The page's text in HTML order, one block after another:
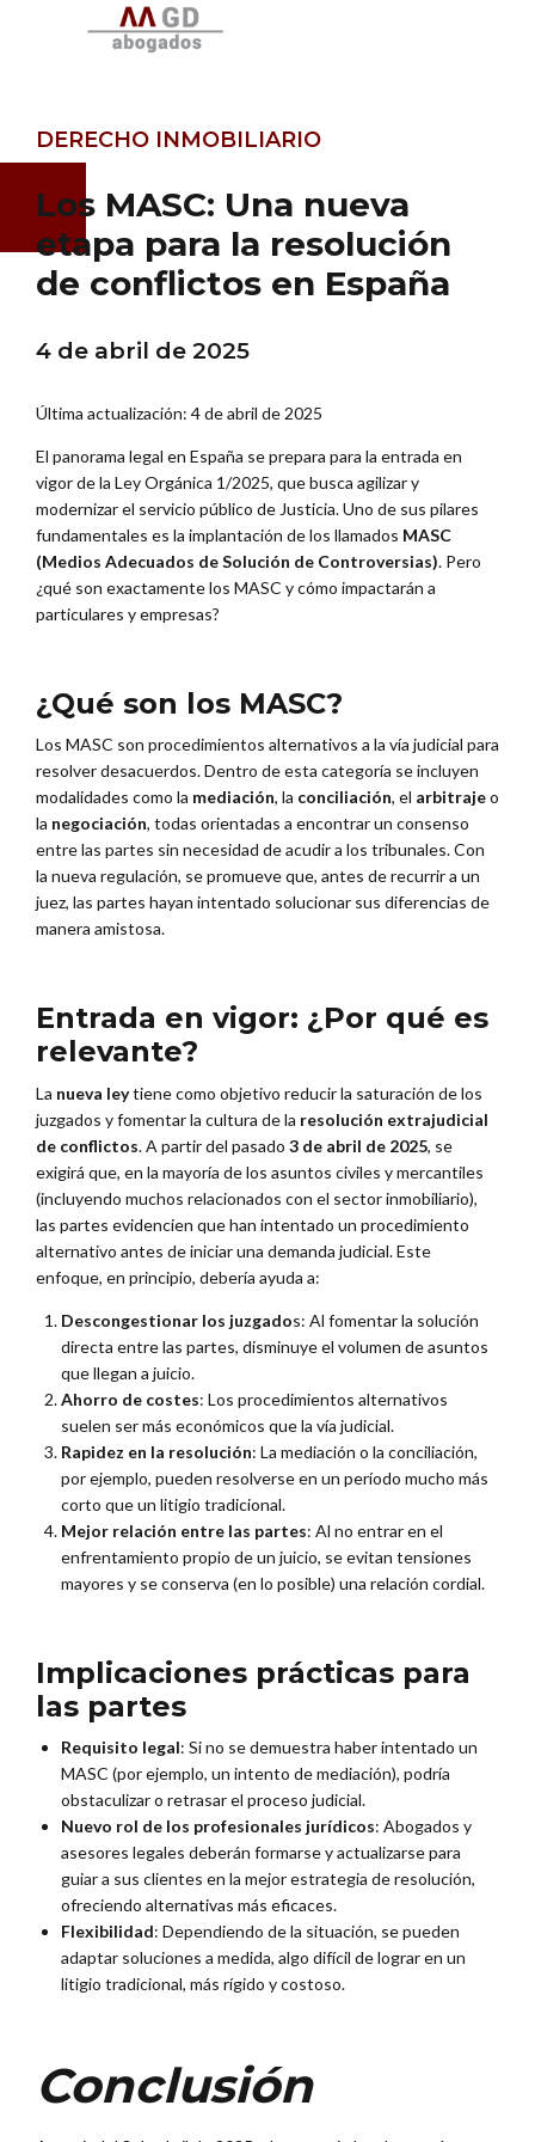
DERECHO INMOBILIARIO
Los MASC: Una nueva
etapa para la resolución
de conflictos en España
4 de abril de 2025
Última actualización: 4 de abril de 2025
El panorama legal en España se prepara para la entrada en
vigor de la Ley Orgánica 1/2025, que busca agilizar y
modernizar el servicio público de Justicia. Uno de sus pilares
fundamentales es la implantación de los llamados MASC
(Medios Adecuados de Solución de Controversias). Pero
¿qué son exactamente los MASC y cómo impactarán a
particulares y empresas?
¿Qué son los MASC?
Los MASC son procedimientos alternativos a la vía judicial para
resolver desacuerdos. Dentro de esta categoría se incluyen
modalidades como la mediación, la conciliación, el arbitrajeo
la negociación, todas orientadas a encontrar un consenso
entre las partes sin necesidad de acudir a los tribunales. Con
la nueva regulación, se promueve que, antes de recurrir a un
juez, las partes hayan intentado solucionar sus diferencias de
manera amistosa.
Entrada en vigor: ¿Por qué es
relevante?
La nueva leytiene como objetivo reducir la saturación de los
juzgados y fomentar la cultura de la resolución extrajudicial
de conflictos. A partir del pasado 3 de abril de 2025, se
exigirá que, en la mayoría de los asuntos civiles y mercantiles
(incluyendo muchos relacionados con el sector inmobiliario),
las partes evidencien que han intentado un procedimiento
alternativo antes de iniciar una demanda judicial. Este
enfoque, en principio, debería ayuda a:
Descongestionar los juzgados: Al fomentar la solución
directa entre las partes, disminuye el volumen de asuntos
que llegan a juicio.
Ahorro de costes: Los procedimientos alternativos
suelen ser más económicos que la vía judicial.
Rapidez en la resolución: La mediación o la conciliación,
por ejemplo, pueden resolverse en un período mucho más
corto que un litigio tradicional.
Mejor relación entre las partes: Al no entrar en el
enfrentamiento propio de un juicio, se evitan tensiones
mayores y se conserva (en lo posible) una relación cordial.
Implicaciones prácticas para
las partes
Requisito legal: Si no se demuestra haber intentado un
MASC (por ejemplo, un intento de mediación), podría
obstaculizar o retrasar el proceso judicial.
Nuevo rol de los profesionales jurídicos: Abogados y
asesores legales deberán formarse y actualizarse para
guiar a sus clientes en la mejor estrategia de resolución,
ofreciendo alternativas más eficaces.
Flexibilidad: Dependiendo de la situación, se pueden
adaptar soluciones a medida, algo difícil de lograr en un
litigio tradicional, más rígido y costoso.
Conclusión